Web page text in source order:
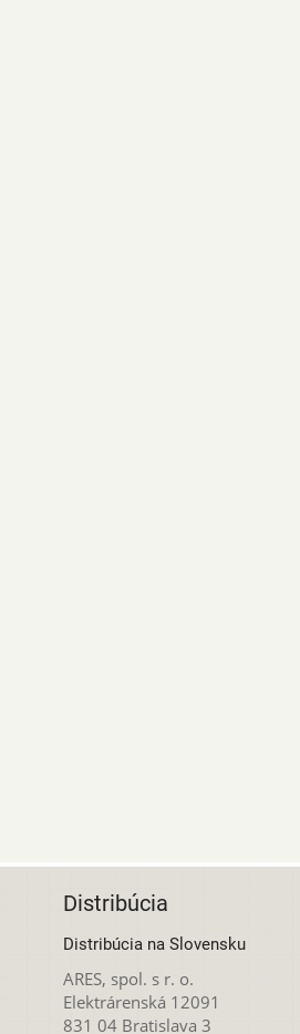
Distribúcia
Distribúcia na Slovensku
ARES, spol. s r. o.
Elektrárenská 12091
831 04 Bratislava 3